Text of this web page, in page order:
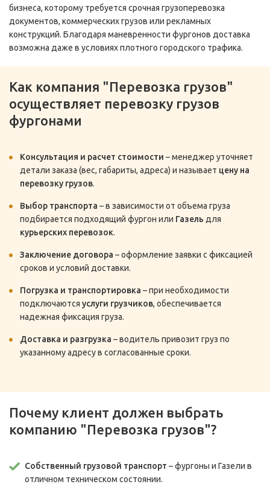
бизнеса, которому требуется срочная грузоперевозка
документов, коммерческих грузов или рекламных
конструкций. Благодаря маневренности фургонов доставка
возможна даже в условиях плотного городского трафика.
Как компания "Перевозка грузов"
осуществляет перевозку грузов
фургонами
Консультация и расчет стоимости – менеджер уточняет
детали заказа (вес, габариты, адреса) и называет цену на
перевозку грузов.
Выбор транспорта – в зависимости от объема груза
подбирается подходящий фургон или Газель для
курьерских перевозок.
Заключение договора – оформление заявки с фиксацией
сроков и условий доставки.
Погрузка и транспортировка – при необходимости
подключаются услуги грузчиков, обеспечивается
надежная фиксация груза.
Доставка и разгрузка – водитель привозит груз по
указанному адресу в согласованные сроки.
Почему клиент должен выбрать
компанию "Перевозка грузов"?
Собственный грузовой транспорт – фургоны и Газели в
отличном техническом состоянии.